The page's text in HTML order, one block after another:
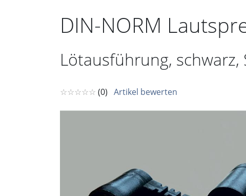
DIN-NORM
Lötausführung, schwarz,
☆☆☆☆☆ (0) Artikel bewerten